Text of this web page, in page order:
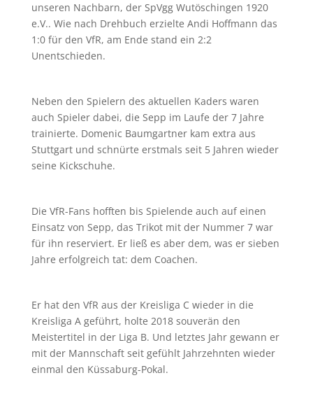
unseren Nachbarn, der SpVgg Wutöschingen 1920
e.V.. Wie nach Drehbuch erzielte Andi Hoffmann das
1:0 für den VfR, am Ende stand ein 2:2
Unentschieden.
Neben den Spielern des aktuellen Kaders waren
auch Spieler dabei, die Sepp im Laufe der 7 Jahre
trainierte. Domenic Baumgartner kam extra aus
Stuttgart und schnürte erstmals seit 5 Jahren wieder
seine Kickschuhe.
Die VfR-Fans hofften bis Spielende auch auf einen
Einsatz von Sepp, das Trikot mit der Nummer 7 war
für ihn reserviert. Er ließ es aber dem, was er sieben
Jahre erfolgreich tat: dem Coachen.
Er hat den VfR aus der Kreisliga C wieder in die
Kreisliga A geführt, holte 2018 souverän den
Meistertitel in der Liga B. Und letztes Jahr gewann er
mit der Mannschaft seit gefühlt Jahrzehnten wieder
einmal den Küssaburg-Pokal.